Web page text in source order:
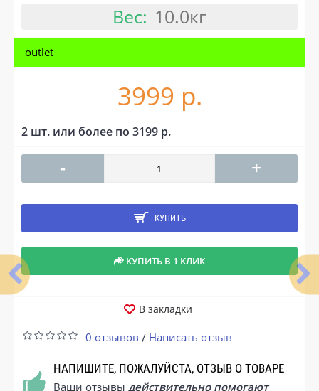
Вес: 10.0кг
outlet
3999 р.
2 шт. или более по 3199 р.
- +
КУПИТЬ
КУПИТЬ В 1 КЛИК
В закладки
0 отзывов / Написать отзыв
НАПИШИТЕ, ПОЖАЛУЙСТА, ОТЗЫВ О ТОВАРЕ
Ваши отзывы действительно помогают